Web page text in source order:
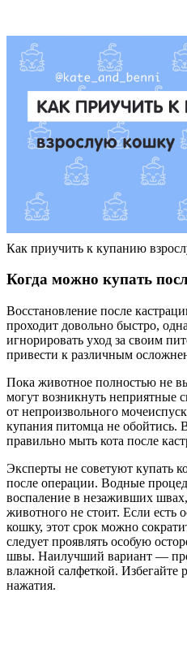
Как приучить к купанию
Когда можно купать
Восстановление после
проходит довольно быстро,
игнорировать уход за своим
привести к различным
Пока животное полностью не
могут возникнуть неприятные
от непроизвольного
купания питомца не обойтись.
правильно мыть кота после
Эксперты не советуют купать
после операции. Водные
воспаление в незаживших
животного не стоит. Если есть
кошку, этот срок можно
следует проявлять особую
швы. Наилучший вариант —
влажной салфеткой. Избегайте
нажатия.